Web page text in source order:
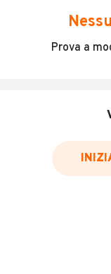
scegliere in modo
Incidenti in
Data e luogo
Inserisci il
Prova a